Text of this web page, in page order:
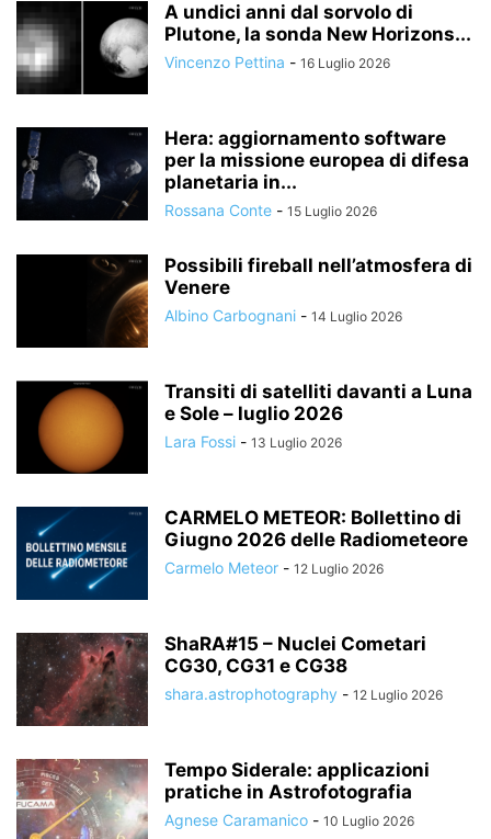
A undici anni dal sorvolo di
Plutone, la sonda New Horizons...
Vincenzo Pettina - 16 Luglio 2026
Hera: aggiornamento software
per la missione europea di difesa
planetaria in...
Rossana Conte - 15 Luglio 2026
Possibili fireball nell’atmosfera di
Venere
Albino Carbognani - 14 Luglio 2026
Transiti di satelliti davanti a Luna
e Sole – luglio 2026
Lara Fossi - 13 Luglio 2026
CARMELO METEOR: Bollettino di
Giugno 2026 delle Radiometeore
Carmelo Meteor - 12 Luglio 2026
ShaRA#15 – Nuclei Cometari
CG30, CG31 e CG38
shara.astrophotography - 12 Luglio 2026
Tempo Siderale: applicazioni
pratiche in Astrofotografia
Agnese Caramanico - 10 Luglio 2026